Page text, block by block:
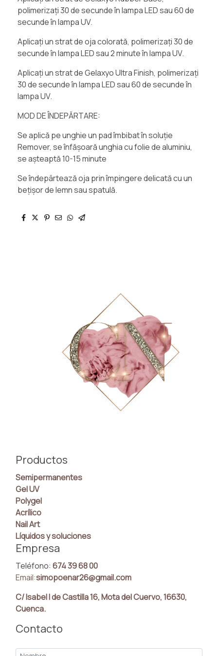
polimerizați 30 de secunde în lampa LED sau 60 de
secunde în lampa UV.
Aplicați un strat de oja colorată, polimerizați 30 de
secunde în lampa LED sau 2 minute în lampa UV.
Aplicați un strat de Gelaxyo Ultra Finish, polimerizați
30 de secunde în lampa LED sau 60 de secunde în
lampa UV.
MOD DE ÎNDEPĂRTARE:
Se aplică pe unghie un pad îmbibat în soluție
Remover, se înfășoară unghia cu folie de aluminiu,
se așteaptă 10-15 minute
Se îndepârtează oja prin împingere delicată cu un
bețișor de lemn sau spatulă.
Productos
Semipermanentes
Gel UV
Polygel
Acrílico
Nail Art
Líquidos y soluciones
Empresa
Teléfono: 674 39 68 00
Email:simopoenar26@gmail.com
C/ Isabel I de Castilla 16, Mota del Cuervo, 16630,
Cuenca.
Contacto